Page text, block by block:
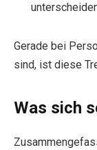
Gerade bei
sind, ist diese
Was sich